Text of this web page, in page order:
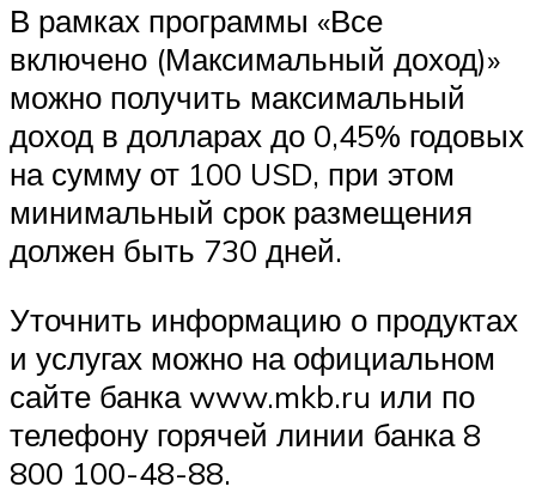
В рамках программы «Все
включено (Максимальный доход)»
можно получить максимальный
доход в долларах до 0,45% годовых
на сумму от 100 USD, при этом
минимальный срок размещения
должен быть 730 дней.
Уточнить информацию о продуктах
и услугах можно на официальном
сайте банка www.mkb.ru или по
телефону горячей линии банка 8
800 100-48-88.